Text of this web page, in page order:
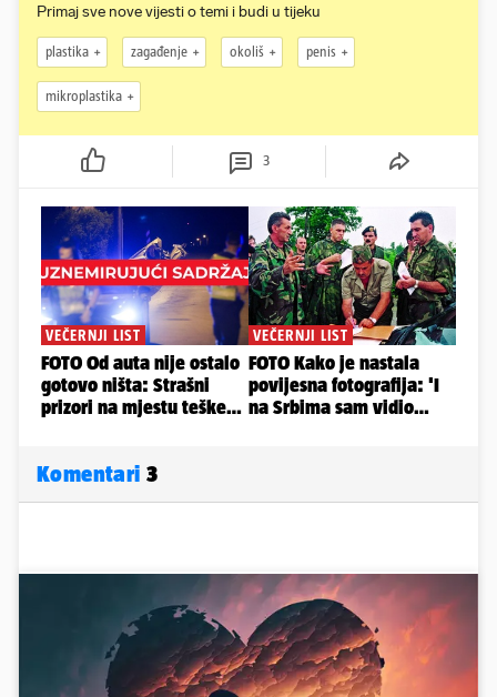
Primaj sve nove vijesti o temi i budi u tijeku
plastika zagađenje okoliš penis
mikroplastika
3
Komentari 3